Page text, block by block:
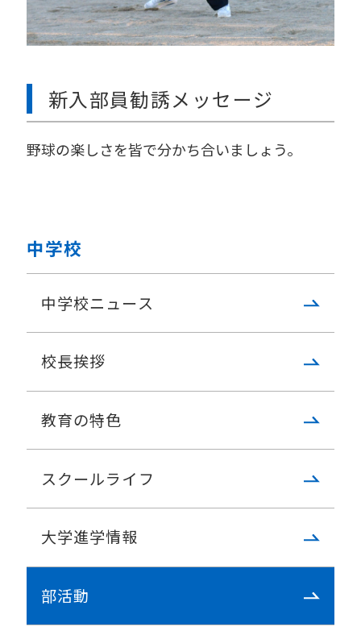
中学校
中学校ニュース
校長挨拶
教育の特色
スクールライフ
大学進学情報
部活動
新入部員勧誘メッセージ
野球の楽しさを皆で分かち合いましょう。